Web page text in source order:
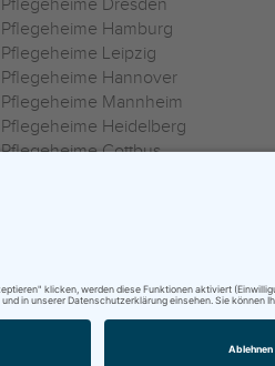
Pflegeheime Dresden
Pflegeheime Hamburg
Pflegeheime Leipzig
Pflegeheime Hannover
Pflegeheime Mannheim
Pflegeheime Heidelberg
Pflegeheime Cottbus